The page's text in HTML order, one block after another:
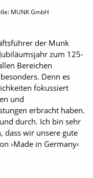
MUNK GmbH
der Munk
zum 125-
Bereichen
Denn es
fokussiert
und
erbracht haben.
durch. Ich bin sehr
dass wir unsere gute
›Made in Germany‹